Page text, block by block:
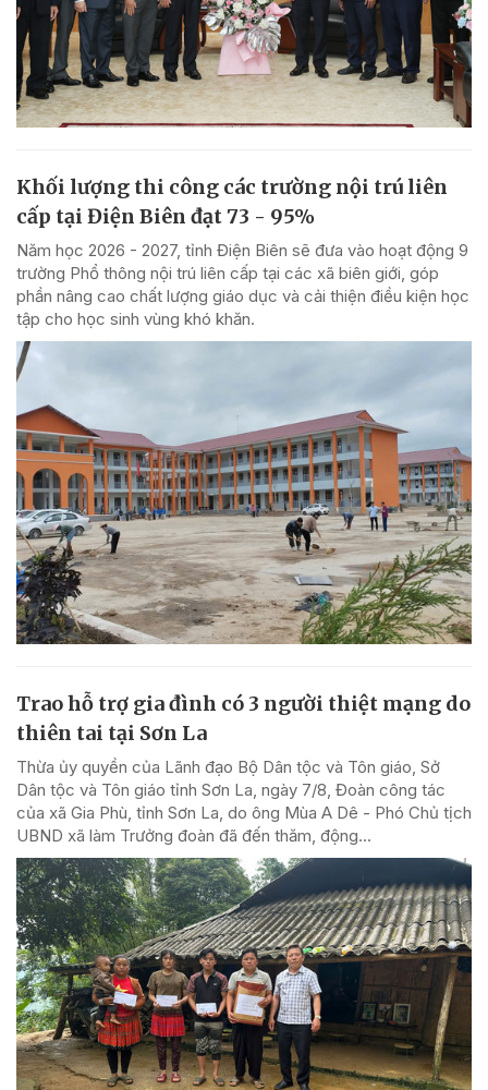
Khối lượng thi công các trường nội trú liên
cấp tại Điện Biên đạt 73 - 95%
Năm học 2026 - 2027, tỉnh Điện Biên sẽ đưa vào hoạt động 9
trường Phổ thông nội trú liên cấp tại các xã biên giới, góp
phần nâng cao chất lượng giáo dục và cải thiện điều kiện học
tập cho học sinh vùng khó khăn.
Trao hỗ trợ gia đình có 3 người thiệt mạng do
thiên tai tại Sơn La
Thừa ủy quyền của Lãnh đạo Bộ Dân tộc và Tôn giáo, Sở
Dân tộc và Tôn giáo tỉnh Sơn La, ngày 7/8, Đoàn công tác
của xã Gia Phù, tỉnh Sơn La, do ông Mùa A Dê - Phó Chủ tịch
UBND xã làm Trưởng đoàn đã đến thăm, động...